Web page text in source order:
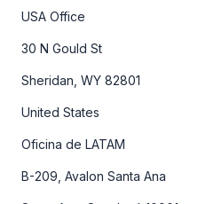
USA Office
30 N Gould St
Sheridan, WY 82801
United States
Oficina de LATAM
B-209, Avalon Santa Ana